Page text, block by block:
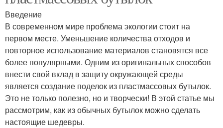
Введение
В современном мире проблема экологии стоит на
первом месте. Уменьшение количества отходов и
повторное использование материалов становятся все
более популярными. Одним из оригинальных способов
внести свой вклад в защиту окружающей среды
является создание поделок из пластмассовых бутылок.
Это не только полезно, но и творчески! В этой статье мы
рассмотрим, как из обычных бутылок можно сделать
настоящие шедевры.